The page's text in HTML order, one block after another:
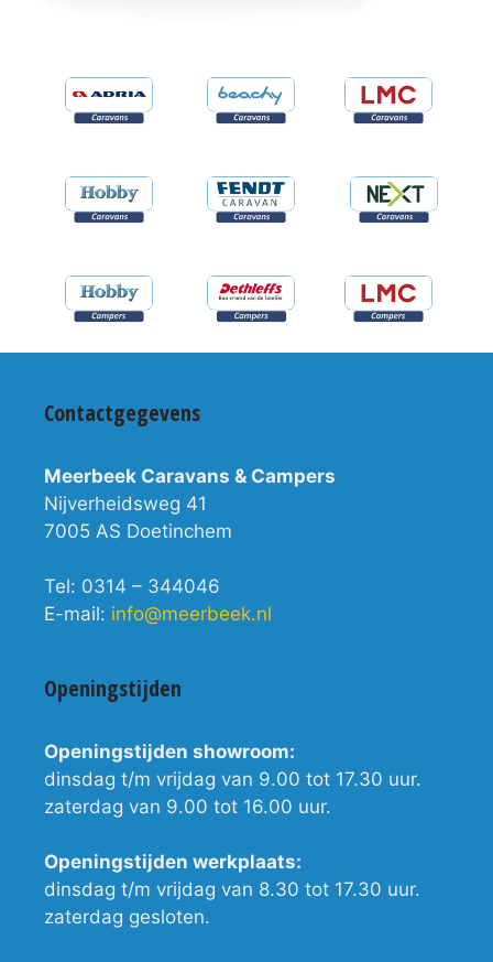
Contactgegevens
Meerbeek Caravans & Campers
Nijverheidsweg 41
7005 AS Doetinchem
Tel: 0314 – 344046
E-mail: info@meerbeek.nl
Openingstijden
Openingstijden showroom:
dinsdag t/m vrijdag van 9.00 tot 17.30 uur.
zaterdag van 9.00 tot 16.00 uur.
Openingstijden werkplaats:
dinsdag t/m vrijdag van 8.30 tot 17.30 uur.
zaterdag gesloten.